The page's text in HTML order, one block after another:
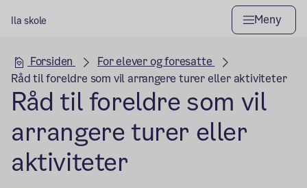
Ila skole Meny
Hovedseksjon
Forsiden
For elever og foresatte
Råd til foreldre som vil arrangere turer eller aktiviteter
Råd til foreldre som vil
arrangere turer eller
aktiviteter